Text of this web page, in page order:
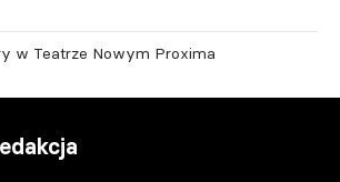
w Teatrze Nowym Proxima